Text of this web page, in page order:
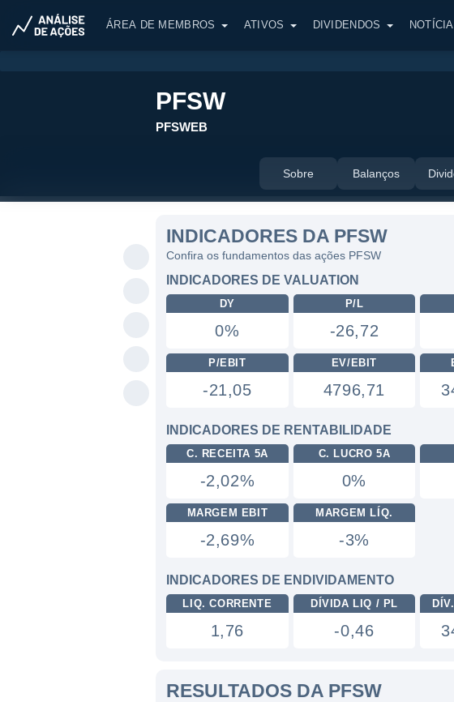
ÁREA DE MEMBROS ATIVOS DIVIDENDOS
PFSW
PFSWEB
Sobre Balanços
INDICADORES DA PFSW
Confira os fundamentos das ações PFSW
INDICADORES DE VALUATION
DY
0%
P/L
-26,72
P/EBIT
-21,05
EV/EBIT
4796,71
INDICADORES DE RENTABILIDADE
C. RECEITA 5A
-2,02%
C. LUCRO 5A
0%
MARGEM EBIT
-2,69%
MARGEM LÍQ.
-3%
INDICADORES DE ENDIVIDAMENTO
LIQ. CORRENTE
1,76
DÍVIDA LIQ / PL
-0,46
RESULTADOS DA PFSW